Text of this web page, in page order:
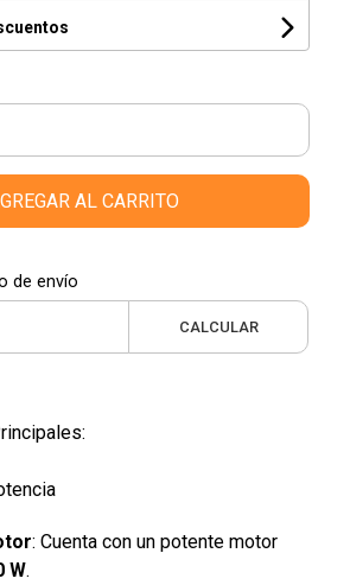
AL CARRITO
de envío
CALCULAR
: Cuenta con un potente motor
W.